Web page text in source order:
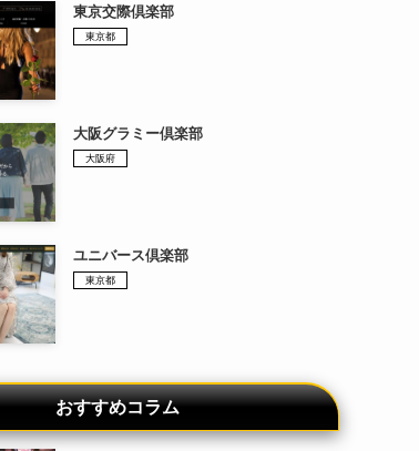
東京交際倶楽部
東京都
大阪グラミー倶楽部
大阪府
ユニバース倶楽部
東京都
おすすめコラム